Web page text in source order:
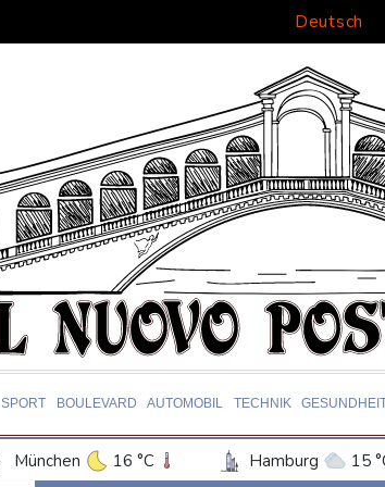
Deutsch
SPORT BOULEVARD AUTOMOBIL TECHNIK
München 16 °C Hamburg 15